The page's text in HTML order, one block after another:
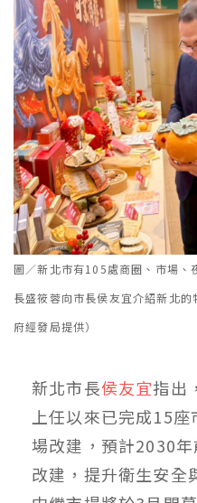
圖／新北市有105處商圈、市場、
長盛筱蓉向市長侯友宜介紹新北
府經發局提供）
新北市長侯友宜指出
上任以來已完成15
場改建，預計2030
改建，提升衛生安全